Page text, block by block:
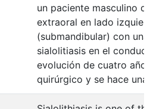
un paciente masculino
extraoral en lado
(submandibular) con
sialolitiasis en el
evolución de cuatro
quirúrgico y se hace una